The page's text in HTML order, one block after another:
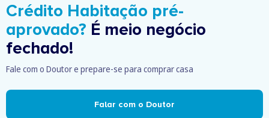
Crédito Habitação pré-
aprovado? É meio negócio
fechado!
Fale com o Doutor e prepare-se para comprar casa
Falar com o Doutor